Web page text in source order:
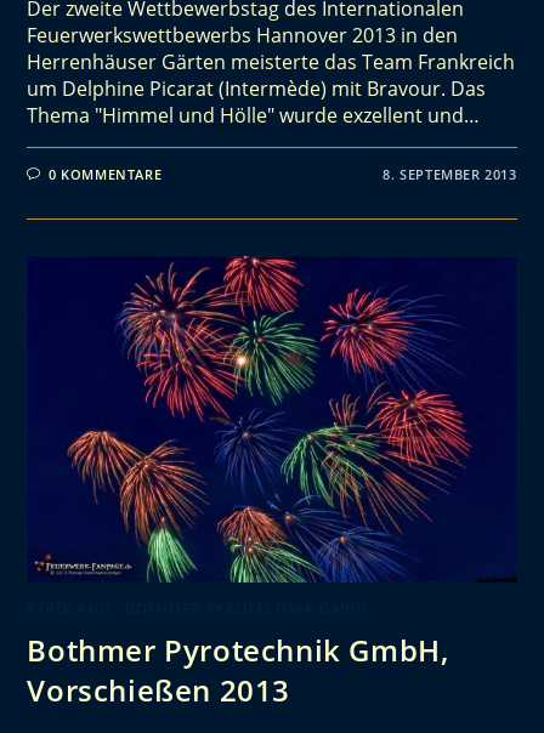
Der zweite Wettbewerbstag des Internationalen
Feuerwerkswettbewerbs Hannover 2013 in den
Herrenhäuser Gärten meisterte das Team Frankreich
um Delphine Picarat (Intermède) mit Bravour. Das
Thema "Himmel und Hölle" wurde exzellent und…
0 KOMMENTARE 8. SEPTEMBER 2013
Bothmer Pyrotechnik GmbH,
Vorschießen 2013